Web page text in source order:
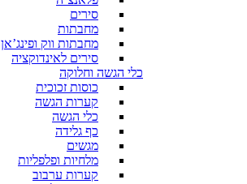
סירים
מחבתות
מחבתות ווק ופינג’אן
סירים לאינדוקציה
כלי הגשה וחלוקה
כוסות זכוכית
קערות הגשה
כלי הגשה
כף גלידה
מגשים
מלחיות ופלפליות
קערות ערבוב